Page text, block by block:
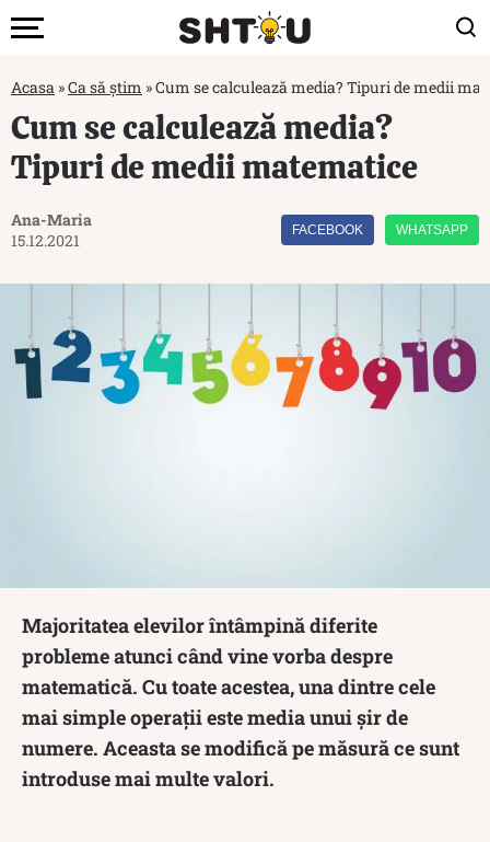
Acasa »Ca să știm »Cum se calculează media? Tipuri de medii
Cum se calculează media?
Tipuri de medii matematice
Ana-Maria
15.12.2021
FACEBOOK WHATSAPP
Majoritatea elevilor întâmpină diferite
probleme atunci când vine vorba despre
matematică. Cu toate acestea, una dintre cele
mai simple operații este media unui șir de
numere. Aceasta se modifică pe măsură ce sunt
introduse mai multe valori.